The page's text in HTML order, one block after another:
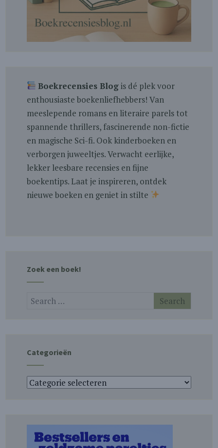
Boekrecensies Blogis dé plek voor
enthousiaste boekenliefhebbers! Van
meeslepende romans en literaire parels tot
spannende thrillers, fascinerende non-fictie
en magische Sci-fi. Ook kinderboeken en
verborgen juweeltjes. Verwacht eerlijke,
lekker leesbare recensies en fijne
boekentips. Laat je inspireren, ontdek
nieuwe boeken en geniet in stilte
Zoek een boek!
Categorieën
Categorieën